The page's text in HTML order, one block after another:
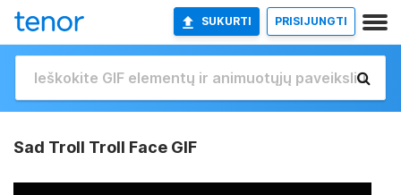
SUKURTI PRISIJUNGTI
Sad Troll Troll Face GIF